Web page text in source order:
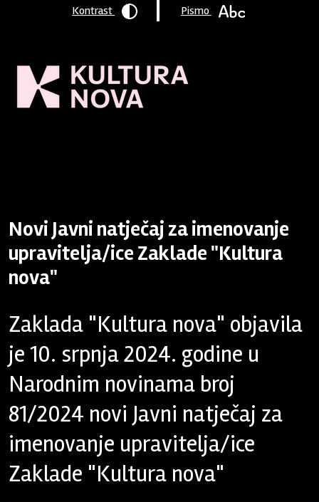
Novi Javni natječaj za imenovanje
upravitelja/ice Zaklade "Kultura
nova"
Zaklada "Kultura nova" objavila
je 10. srpnja 2024. godine u
Narodnim novinama broj
81/2024 novi Javni natječaj za
imenovanje upravitelja/ice
Zaklade "Kultura nova"
Kontrast Pismo